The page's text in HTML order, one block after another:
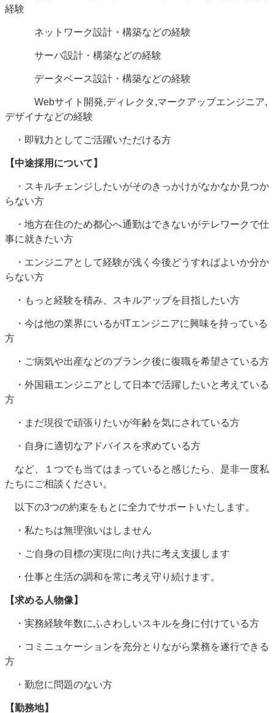
経験
ネットワーク設計・構築などの経験
サーバ設計・構築などの経験
データベース設計・構築などの経験
Webサイト開発,ディレクタ,マークアップエンジニア,
デザイナなどの経験
・即戦力としてご活躍いただける方
【中途採用について】
・スキルチェンジしたいがそのきっかけがなかなか見つか
らない方
・地方在住のため都心へ通勤はできないがテレワークで仕
事に就きたい方
・エンジニアとして経験が浅く今後どうすればよいか分か
らない方
・もっと経験を積み、スキルアップを目指したい方
・今は他の業界にいるがITエンジニアに興味を持っている
方
・ご病気や出産などのブランク後に復職を希望さている方
・外国籍エンジニアとして日本で活躍したいと考えている
方
・まだ現役で頑張りたいが年齢を気にされている方
・自身に適切なアドバイスを求めている方
など、１つでも当てはまっていると感じたら、是非一度私
たちにご相談ください。
以下の3つの約束をもとに全力でサポートいたします。
・私たちは無理強いはしません
・ご自身の目標の実現に向け共に考え支援します
・仕事と生活の調和を常に考え守り続けます。
【求める人物像】
・実務経験年数にふさわしいスキルを身に付けている方
・コミニュケーションを充分とりながら業務を遂行できる
方
・勤怠に問題のない方
【勤務地】